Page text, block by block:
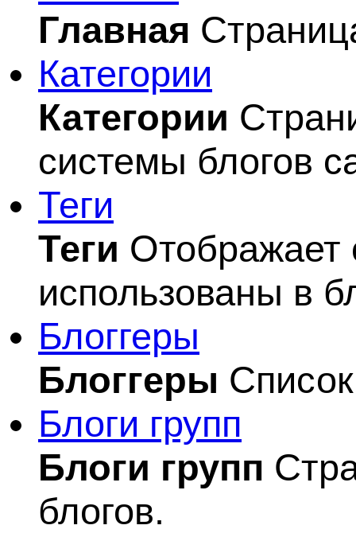
Главная
Категории
Категории
системы блогов
Теги
Теги Отображает
использованы в
Блоггеры
Блоггеры
Блоги групп
Блоги групп
блогов.